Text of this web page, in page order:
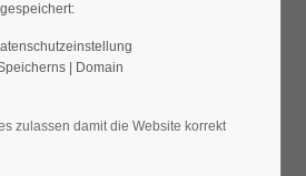
(GMT +1)
| Domain
zulassen damit die Website korrekt